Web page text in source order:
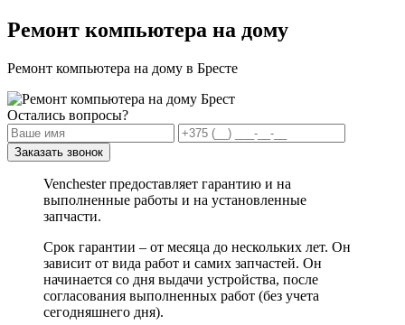
Ремонт компьютера на дому
Ремонт компьютера на дому в Бресте
Остались вопросы?
Заказать звонок
Venchester предоставляет гарантию и на
выполненные работы и на установленные
запчасти.
Срок гарантии – от месяца до нескольких лет. Он
зависит от вида работ и самих запчастей. Он
начинается со дня выдачи устройства, после
согласования выполненных работ (без учета
сегодняшнего дня).